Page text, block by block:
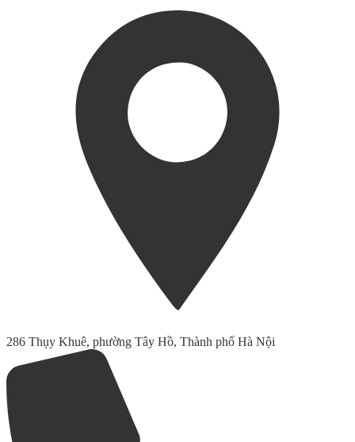
286 Thụy Khuê, phường Tây Hồ, Thành phố Hà Nội